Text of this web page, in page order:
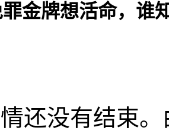
金牌想活命，谁
还没有结束